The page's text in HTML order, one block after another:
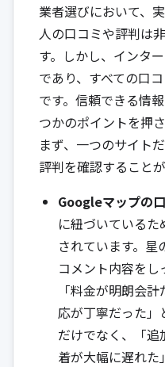
業者選びにおいて、
人の口コミや評判は
す。しかし、インタ
であり、すべての口
です。信頼できる情
つかのポイントを押
まず、一つのサイト
評判を確認することが
Googleマップの口
に紐づいているた
されています。星
コメント内容をし
「料金が明朗会
応が丁寧だった」
だけでなく、「
着が大幅に遅れた